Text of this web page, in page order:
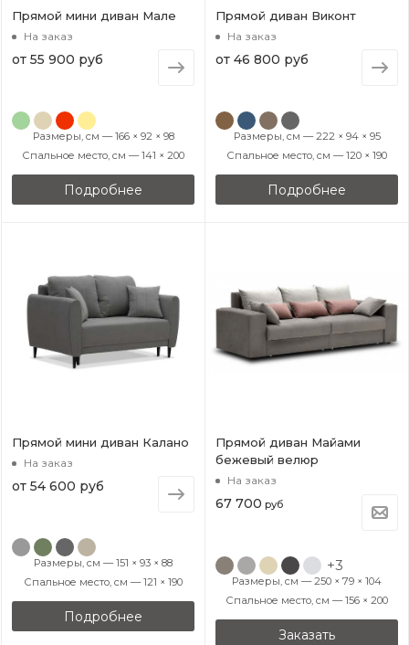
Прямой мини диван Мале
На заказ
от 55 900 руб
Размеры, см — 166 × 92 × 98
Спальное место, см — 141 × 200
Подробнее
Прямой диван Виконт
На заказ
от 46 800 руб
Размеры, см — 222 × 94 × 95
Спальное место, см — 120 × 190
Подробнее
Прямой мини диван Калано
На заказ
от 54 600 руб
Размеры, см — 151 × 93 × 88
Спальное место, см — 121 × 190
Подробнее
Прямой диван Майами
бежевый велюр
На заказ
67 700 руб
+3
Размеры, см — 250 × 79 × 104
Спальное место, см — 156 × 200
Заказать